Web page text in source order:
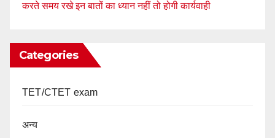
करते समय रखे इन बातों का ध्यान नहीं तो होगी कार्यवाही
Categories
TET/CTET exam
अन्य